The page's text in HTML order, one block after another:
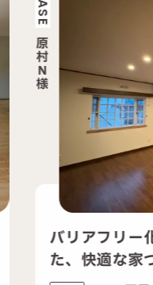
リー化で使い勝手
な家づくり